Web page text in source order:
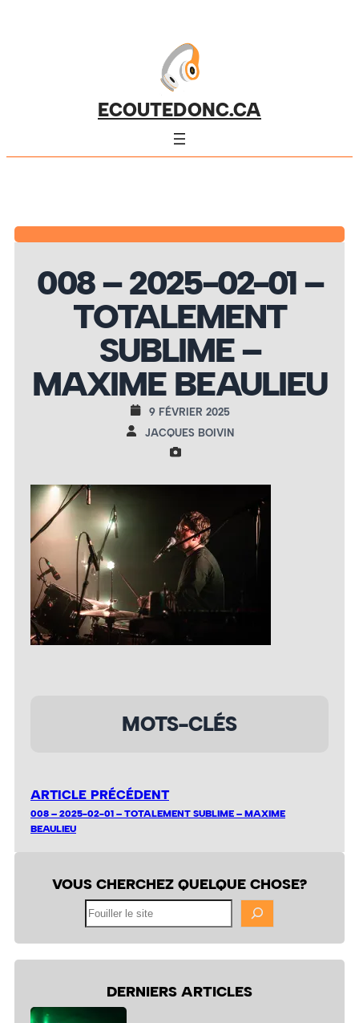
ECOUTEDONC.CA
008 – 2025-02-01 –
TOTALEMENT
SUBLIME –
MAXIME BEAULIEU
9 FÉVRIER 2025
JACQUES BOIVIN
MOTS-CLÉS
ARTICLE PRÉCÉDENT
008 – 2025-02-01 – TOTALEMENT SUBLIME – MAXIME
BEAULIEU
VOUS CHERCHEZ QUELQUE CHOSE?
DERNIERS ARTICLES